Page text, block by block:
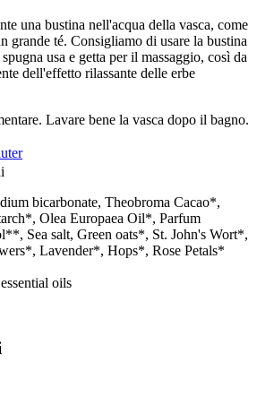
una bustina nell'acqua della vasca, come
grande té. Consigliamo di usare la bustina
usa e getta per il massaggio, così da
dell'effetto rilassante delle erbe
Lavare bene la vasca dopo il bagno.
bicarbonate, Theobroma Cacao*,
Olea Europaea Oil*, Parfum
Sea salt, Green oats*, St. John's Wort*,
Lavender*, Hops*, Rose Petals*
oils